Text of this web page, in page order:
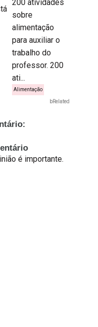
200 atividades
sobre
alimentação
para auxiliar o
trabalho do
professor. 200
ati...
Alimentação
bRelated
é importante.